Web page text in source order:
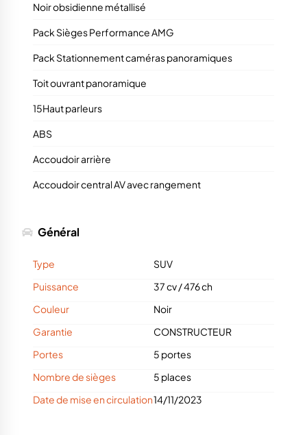
Noir obsidienne métallisé
Pack Sièges Performance AMG
Pack Stationnement caméras panoramiques
Toit ouvrant panoramique
15Haut parleurs
ABS
Accoudoir arrière
Accoudoir central AV avec rangement
Général
Type
SUV
Puissance
37 cv/476 ch
Couleur
Noir
Garantie
CONSTRUCTEUR
Portes
5 portes
Nombre de sièges
5 places
Date de mise en circulation14/11/2023